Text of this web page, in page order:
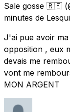
Sale gosse 🇷🇪
minutes de
J'ai pue avoir
opposition , eux
devais me
vont me
MON ARGENT